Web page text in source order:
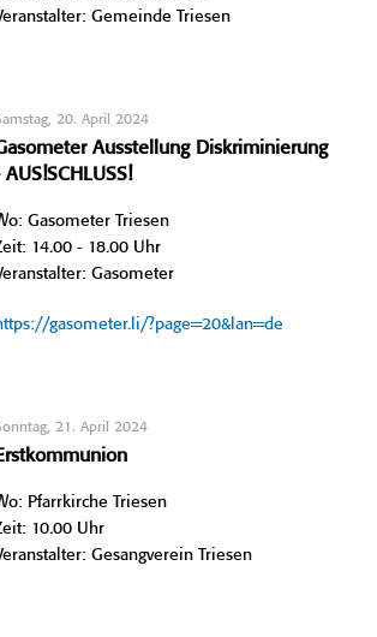
Gemeinde Triesen
20. April 2024
Ausstellung Diskriminierung
AUS!SCHLUSS!
Gasometer Triesen
14.00 - 18.00 Uhr
Gasometer
gasometer.li/?page=20&lan=de
21. April 2024
Pfarrkirche Triesen
10.00 Uhr
Gesangverein Triesen